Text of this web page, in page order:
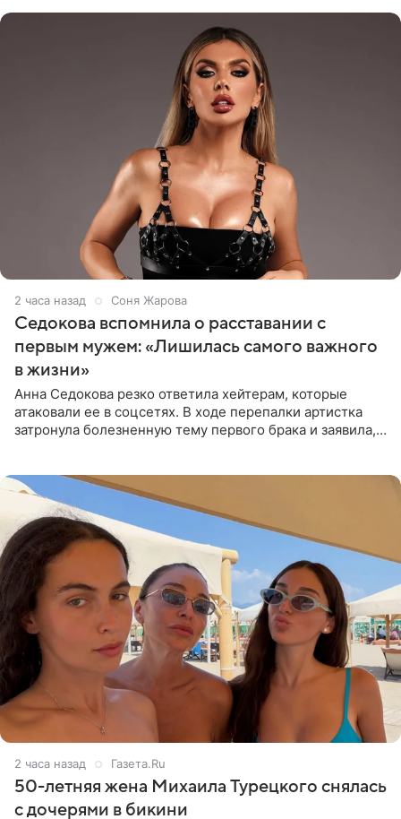
2 часа назад Соня Жарова
Седокова вспомнила о расставании с
первым мужем: «Лишилась самого важного
в жизни»
Анна Седокова резко ответила хейтерам, которые
атаковали ее в соцсетях. В ходе перепалки артистка
затронула болезненную тему первого брака и заявила,
2 часа назад Газета.Ru
50-летняя жена Михаила Турецкого снялась
с дочерями в бикини